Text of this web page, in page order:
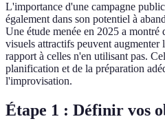
L'importance d'une campagne
également dans son potentiel à
Une étude menée en 2025 a montré
visuels attractifs peuvent augmenter
rapport à celles n'en utilisant pas.
planification et de la préparation
l'improvisation.
Étape 1 : Définir vos